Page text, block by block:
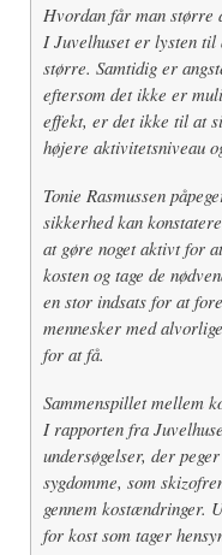
Hvordan får man større
I Juvelhuset er lysten til
større. Samtidig er
eftersom det ikke er
effekt, er det ikke til at
højere aktivitetsniveau
Tonie Rasmussen
sikkerhed kan
at gøre noget aktivt for
kosten og tage de
en stor indsats for at
mennesker med
for at få.
Sammenspillet mellem
I rapporten fra
undersøgelser, der
sygdomme, som
gennem kostændringer.
for kost som tager